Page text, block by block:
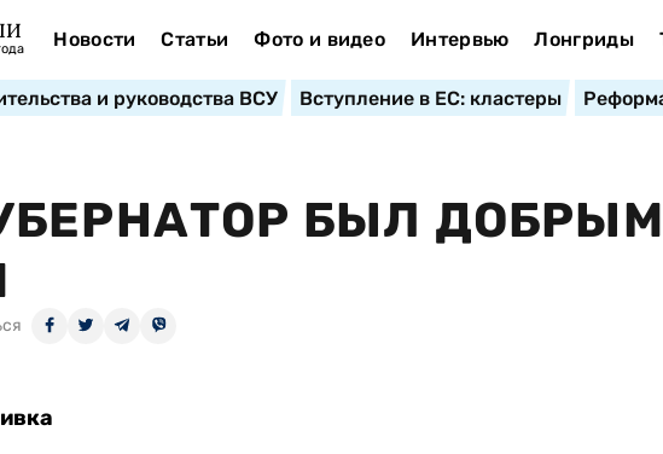
Новости Статьи Фото и видео Интервью Лонгриды
и руководства ВСУ Вступление в ЕС: кластеры
БЫЛ ДОБРЫМ